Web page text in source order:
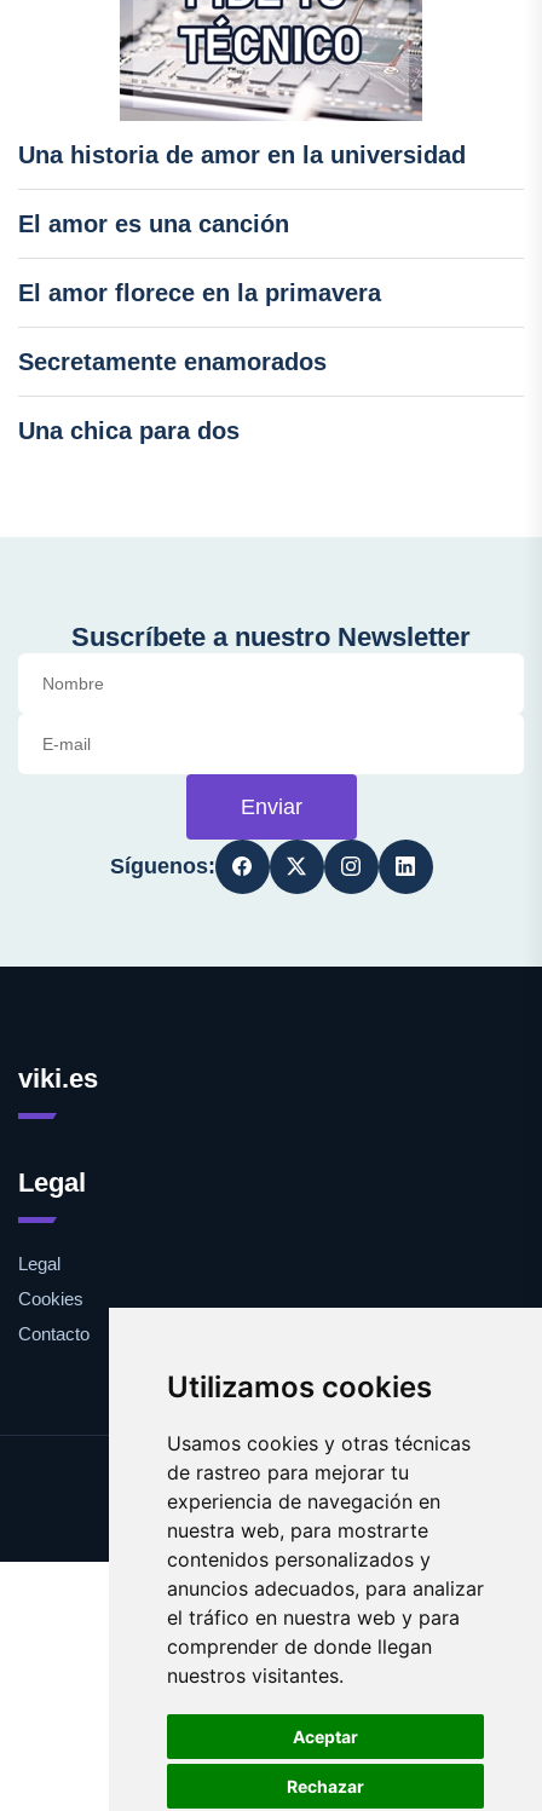
Utilizamos cookies
Usamos cookies y otras técnicas
de rastreo para mejorar tu
experiencia de navegación en
nuestra web, para mostrarte
contenidos personalizados y
anuncios adecuados, para analizar
el tráfico en nuestra web y para
comprender de donde llegan
nuestros visitantes.
Aceptar
Rechazar
Una historia de amor en la universidad
El amor es una canción
El amor florece en la primavera
Secretamente enamorados
Una chica para dos
Suscríbete a nuestro Newsletter
Enviar
Síguenos:
viki.es
Legal
Legal
Cookies
Contacto
Update cookies preferences
Copyright © 2025 viki.es